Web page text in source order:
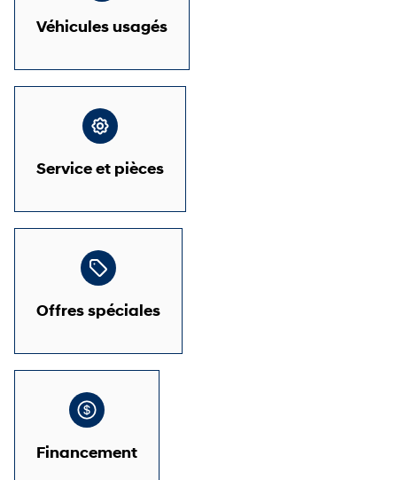
Véhicules usagés
Service et pièces
Offres spéciales
Financement